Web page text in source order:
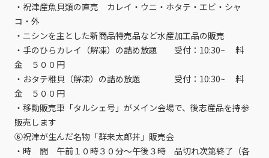
・祝津産魚貝類の直売 カレイ・ウニ・ホタテ・エビ・シャ
コ・外
・ニシンを主とした新商品特売品など水産加工品の販売
・手のひらカレイ（解凍）の詰め放題 受付：10:30~ 料
金 ５００円
・おタテ稚貝（解凍）の詰め放題 受付：10:30~ 料
金 ５００円
・移動販売車「タルシェ号」がメイン会場で、後志産品を持参
販売します
⑥祝津が生んだ名物「群来太郎丼」販売会
・時 間 午前１０時３０分～午後３時 品切れ次第終了（各